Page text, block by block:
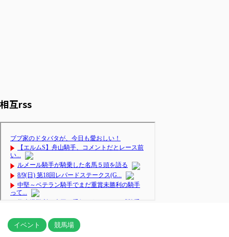
相互rss
イベント 競馬場